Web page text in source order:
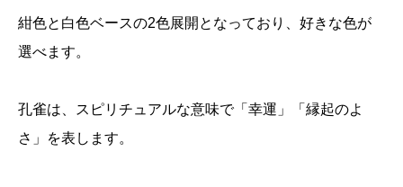
紺色と白色ベースの2色展開となっており、好きな色が
選べます。
孔雀は、スピリチュアルな意味で「幸運」「縁起のよ
さ」を表します。